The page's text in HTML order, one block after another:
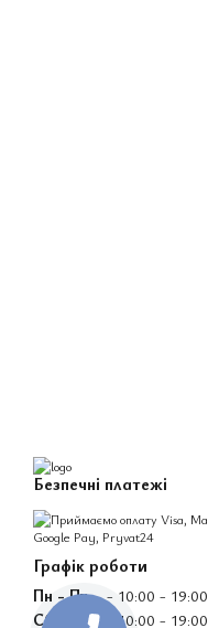
Безпечні платежі
Графік роботи
Пн - Пт
- 10:00 - 19:00
Сб - Нд
- 10:00 - 19:00